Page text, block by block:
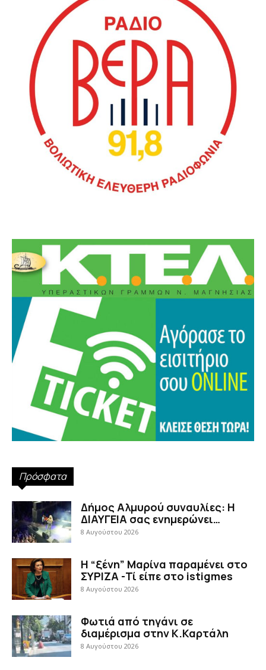
Πρόσφατα
Δήμος Αλμυρού συναυλίες: Η
ΔΙΑΥΓΕΙΑ σας ενημερώνει…
8 Αυγούστου 2026
Η “ξένη” Μαρίνα παραμένει στο
ΣΥΡΙΖΑ -Τί είπε στο istigmes
8 Αυγούστου 2026
Φωτιά από τηγάνι σε
διαμέρισμα στην Κ.Καρτάλη
8 Αυγούστου 2026